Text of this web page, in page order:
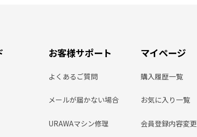
お客様サポート
よくあるご質問
メールが届かない場合
URAWAマシン修理
マイページ
購入履歴一覧
お気に入り一覧
会員登録内容変更